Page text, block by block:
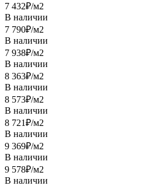
7 432₽/м2
В наличии
7 790₽/м2
В наличии
7 938₽/м2
В наличии
8 363₽/м2
В наличии
8 573₽/м2
В наличии
8 721₽/м2
В наличии
9 369₽/м2
В наличии
9 578₽/м2
В наличии